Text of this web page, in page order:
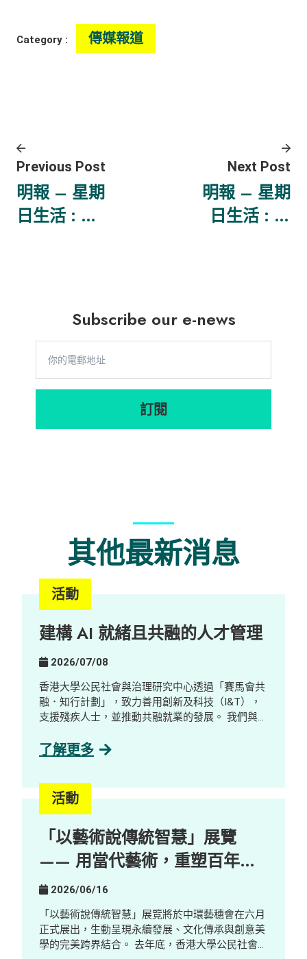
Category : 傳媒報道
Previous Post
明報 – 星期
日生活 : 永
Next Post
明報 – 星期
日生活 : 未
消費，但一
大家都有共
Subscribe our e-news
訂閱
其他最新消息
活動
建構 AI 就緒且共融的人才管理
2026/07/08
香港大學公民社會與治理研究中心透過「賽馬會共
融．知行計劃」，致力善用創新及科技（I&T），
支援殘疾人士，並推動共融就業的發展。 我們與數
合作，舉辦了一場工作體驗及探索工作坊，對象包
如何重塑工作設計與技能需求，並探索其在促進共
融就業方面的潛力。 重點內容 AI 本地化與新職
會，包括 AI Quality Support 等職位，這些職位能
與殘疾人士及有特殊教育需要人才的優勢契合。 人
類在 AI 發展中的關鍵角色： 人類的監督與參與仍
不可或缺，包括確保內容準確性、調整語氣風格，
以及進行情境判斷等。 走向與 AI 協作的新工作模
式： 隨著 AI 改變職場生態，競爭力愈來愈取決於
與 AI 協作的能力，促使機構重新思考工作設計，
並拓闊人才來源。 在「賽馬會共融．知行計劃」計
了解更多
活動
「以藝術說傳統智慧」展覽
—— 用當代藝術，重塑百年鄉
郊的新想像
2026/06/16
「以藝術說傳統智慧」展覽將於中環藝穗會在六月
正式展出，生動呈現永續發展、文化傳承與創意美
學的完美跨界結合。 去年底，香港大學公民社會與